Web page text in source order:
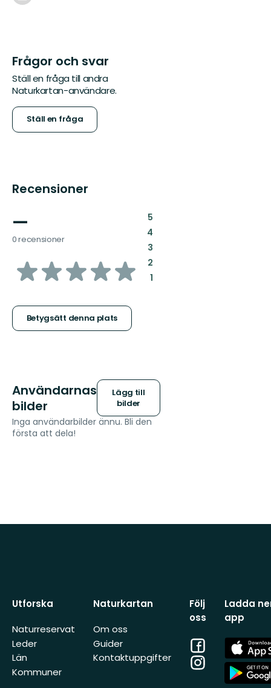
Frågor och svar
Ställ en fråga till andra
Naturkartan-användare.
Ställ en fråga
Recensioner
—
0 recensioner
av
stjärnor
Betygsätt denna plats
5:
4:
3:
2:
1:
Användarnas
bilder
Lägg till
bilder
Inga användarbilder ännu. Bli den
första att dela!
Utforska
Naturreservat
Leder
Län
Kommuner
Naturkartan
Om oss
Guider
Kontaktuppgifter
Följ
oss
Facebook
Instagram
Ladda
app
App
Store
App
Store